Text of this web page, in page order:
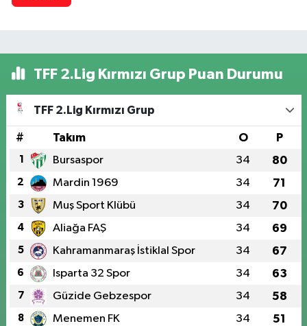
TFF 2.Lig Kırmızı Grup Puan Durumu
TFF 2.Lig Kırmızı Grup
# Takım O P
1 Bursaspor 34 80
2 Mardin 1969 34 71
3 Muş Sport Klübü 34 70
4 Aliağa FAŞ 34 69
5 Kahramanmaraş İstiklal Spor 34 67
6 Isparta 32 Spor 34 63
7 Güzide Gebzespor 34 58
8 Menemen FK 34 51